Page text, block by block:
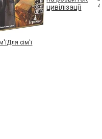
Для сім'ї
цивілізації